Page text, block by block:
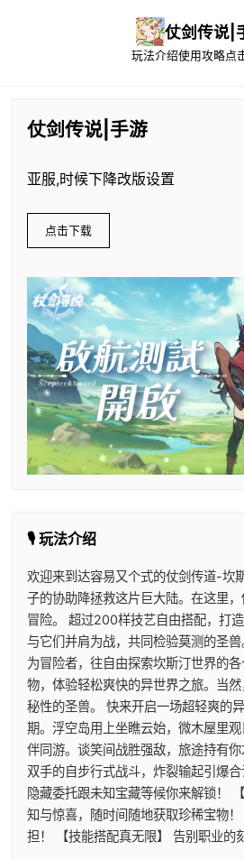
仗剑传说|
玩法介绍使用攻略点
仗剑传说|手游
亚服,时候下降改版设置
点击下载
🎙️ 玩法介绍
欢迎来到达容易又个式的仗剑传道-坎
子的协助降拯救这片巨大陆。在这里
冒险。 超过200样技艺自由搭配，打
与它们并肩为战，共同检验莫测的圣
为冒险者，往自由探索坎斯汀世界的
物，体验轻松爽快的异世界之旅。当
秘性的圣兽。 快来开启一场超轻爽的
期。浮空岛用上坐瞧云始，微木屋里
伴同游。谈笑间战胜强敌，旅途持有
双手的自步行式战斗，炸裂输起引爆
隐藏委托跟未知宝藏等候你来解锁！
知与惊喜，随时间随地获取珍稀宝物
担！ 【技能搭配真无限】 告别职业的